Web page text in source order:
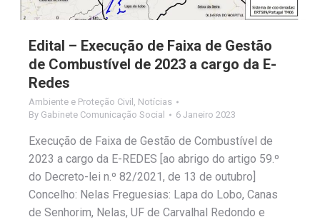
Edital – Execução de Faixa de Gestão
de Combustível de 2023 a cargo da E-
Redes
Ambiente e Proteção Civil Notícias
By Gabinete Comunicação Social 6 Janeiro 2023
Execução de Faixa de Gestão de Combustível de
2023 a cargo da E-REDES [ao abrigo do artigo 59.º
do Decreto-lei n.º 82/2021, de 13 de outubro]
Concelho: Nelas Freguesias: Lapa do Lobo, Canas
de Senhorim, Nelas, UF de Carvalhal Redondo e